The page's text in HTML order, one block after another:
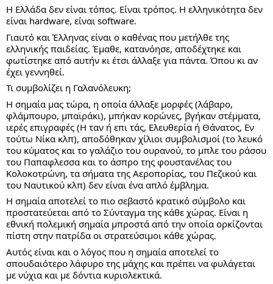
Η Ελλάδα δεν είναι τόπος. Είναι τρόπος. Η ελληνικότητα δεν
είναι hardware, είναι software.
Γιαυτό και Έλληνας είναι ο καθένας που μετήλθε της
ελληνικής παιδείας. Έμαθε, κατανόησε, αποδέχτηκε και
φωτίστηκε από αυτήν κι έτσι άλλαξε για πάντα. Όπου κι αν
έχει γεννηθεί.
Τι συμβολίζει η Γαλανόλευκη;
Η σημαία μας τώρα, η οποία άλλαξε μορφές (λάβαρο,
φλάμπουρο, μπαϊράκι), μπήκαν κορώνες, βγήκαν στέμματα,
ιερές επιγραφές (Η ταν ή επι τάς, Ελευθερία ή Θάνατος, Εν
τούτω Νίκα κλπ), αποδόθηκαν χίλιοι συμβολισμοί (το λευκό
του κύματος και το γαλάζιο του ουρανού, το μπλε του ράσου
του Παπαφλεσσα και το άσπρο της φουστανέλας του
Κολοκοτρώνη, τα σήματα της Αεροπορίας, του Πεζικού και
του Ναυτικού κλπ) δεν είναι ένα απλό έμβλημα.
Η σημαία αποτελεί το πιο σεβαστό κρατικό σύμβολο και
προστατεύεται από το Σύνταγμα της κάθε χώρας. Είναι η
εθνική πολεμική σημαία μπροστά από την οποία ορκίζονται
πίστη στην πατρίδα οι στρατεύσιμοι κάθε χώρας.
Αυτός είναι και ο λόγος που η σημαία αποτελεί το
σπουδαιότερο λάφυρο της μάχης και πρέπει να φυλάγεται
με νύχια και με δόντια κυριολεκτικά.